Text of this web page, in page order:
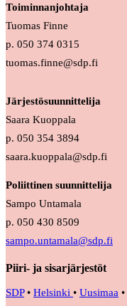
Toiminnanjohtaja
Tuomas Finne
p. 050 374 0315
tuomas.finne@sdp.fi
Järjestösuunnittelija
Saara Kuoppala
p. 050 354 3894
saara.kuoppala@sdp.fi
Poliittinen suunnittelija
Sampo Untamala
p. 050 430 8509
sampo.untamala@sdp.fi
Piiri- ja sisarjärjestöt
SDP• Helsinki • Uusimaa •